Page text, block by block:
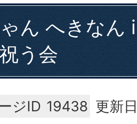
ん へきなん
う会
ジID 19438 更新